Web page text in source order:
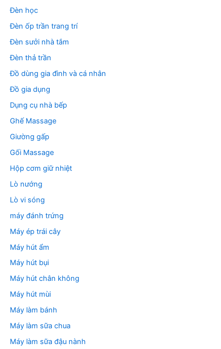
Đèn học
Đèn ốp trần trang trí
Đèn sưởi nhà tắm
Đèn thả trần
Đồ dùng gia đình và cá nhân
Đồ gia dụng
Dụng cụ nhà bếp
Ghế Massage
Giường gấp
Gối Massage
Hộp cơm giữ nhiệt
Lò nướng
Lò vi sóng
máy đánh trứng
Máy ép trái cây
Máy hút ẩm
Máy hút bụi
Máy hút chân không
Máy hút mùi
Máy làm bánh
Máy làm sữa chua
Máy làm sữa đậu nành